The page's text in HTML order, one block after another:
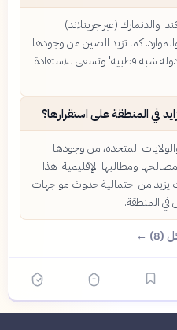
والدنمارك (عبر جرينلاند)
كما تزيد الصين من وجودها
شبه قطبية' وتسعى للاستفادة
في المنطقة على استقرارها؟
المتحدة، من وجودها
ومطالبها الإقليمية. هذا
يزيد من احتمالية حدوث مواجهات
في المنطقة.
←